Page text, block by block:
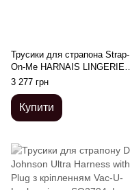
Трусики для страпона Strap-
On-Me HARNAIS LINGERIE
UNIQUE, One Size, сірі
3 277 грн
Купити